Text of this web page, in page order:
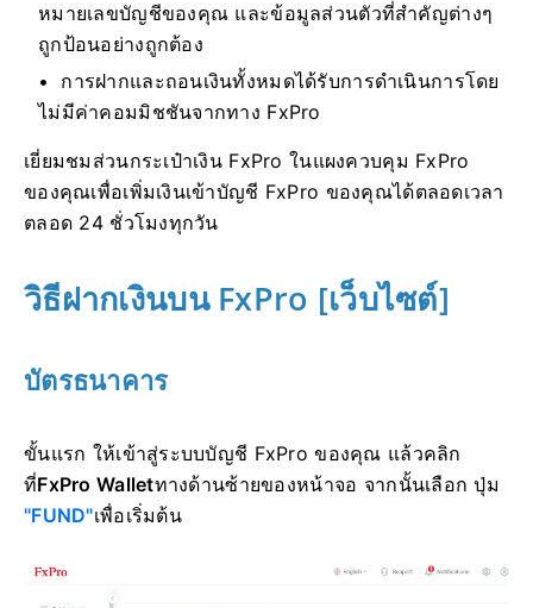
หมายเลขบัญชีของคุณ และข้อมูลส่วนตัวที่สำคัญต่างๆ
ถูกป้อนอย่างถูกต้อง
การฝากและถอนเงินทั้งหมดได้รับการดำเนินการโดย
ไม่มีค่าคอมมิชชันจากทาง FxPro
เยี่ยมชมส่วนกระเป๋าเงิน FxPro ในแผงควบคุม FxPro
ของคุณเพื่อเพิ่มเงินเข้าบัญชี FxPro ของคุณได้ตลอดเวลา
ตลอด 24 ชั่วโมงทุกวัน
วิธีฝากเงินบน FxPro [เว็บไซต์]
บัตรธนาคาร
ขั้นแรก ให้เข้าสู่ระบบบัญชี FxPro ของคุณ แล้วคลิก
ที่FxPro Walletทางด้านซ้ายของหน้าจอ จากนั้นเลือก ปุ่ม
"FUND"เพื่อเริ่มต้น